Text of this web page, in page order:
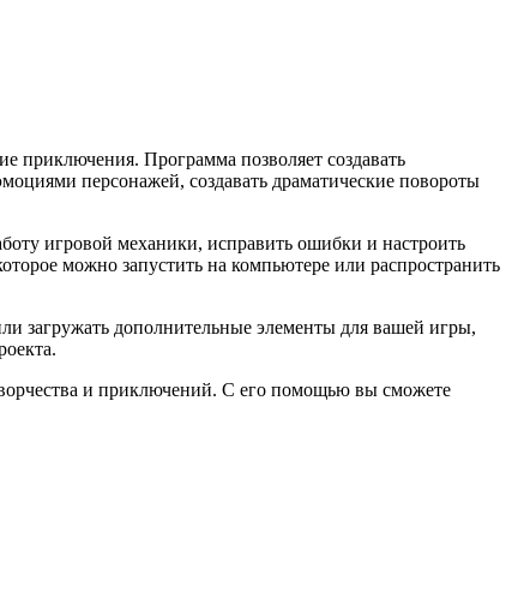
приключения. Программа позволяет создавать
персонажей, создавать драматические повороты
игровой механики, исправить ошибки и настроить
можно запустить на компьютере или распространить
загружать дополнительные элементы для вашей игры,
и приключений. С его помощью вы сможете